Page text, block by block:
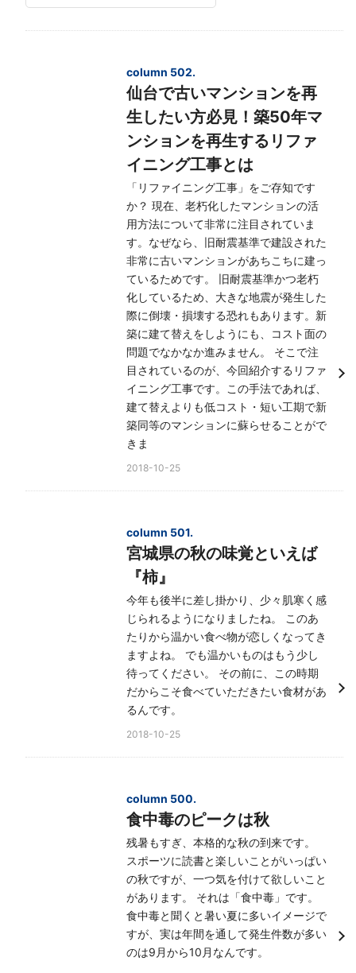
column 502.
仙台で古いマンションを再
生したい方必見！築50年マ
ンションを再生するリファ
イニング工事とは
「リファイニング工事」をご存知です
か？ 現在、老朽化したマンションの活
用方法について非常に注目されていま
す。なぜなら、旧耐震基準で建設された
非常に古いマンションがあちこちに建っ
ているためです。 旧耐震基準かつ老朽
化しているため、大きな地震が発生した
際に倒壊・損壊する恐れもあります。新
築に建て替えをしようにも、コスト面の
問題でなかなか進みません。 そこで注
目されているのが、今回紹介するリファ
イニング工事です。この手法であれば、
建て替えよりも低コスト・短い工期で新
築同等のマンションに蘇らせることがで
きま
2018-10-25
column 501.
宮城県の秋の味覚といえば
『柿』
今年も後半に差し掛かり、少々肌寒く感
じられるようになりましたね。 このあ
たりから温かい食べ物が恋しくなってき
ますよね。 でも温かいものはもう少し
待ってください。 その前に、この時期
だからこそ食べていただきたい食材があ
るんです。
2018-10-25
column 500.
食中毒のピークは秋
残暑もすぎ、本格的な秋の到来です。
スポーツに読書と楽しいことがいっぱい
の秋ですが、一つ気を付けて欲しいこと
があります。 それは「食中毒」です。
食中毒と聞くと暑い夏に多いイメージで
すが、実は年間を通して発生件数が多い
のは9月から10月なんです。